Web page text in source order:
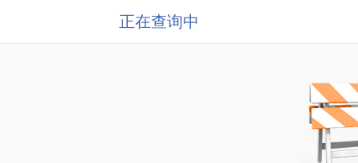
正在查询中